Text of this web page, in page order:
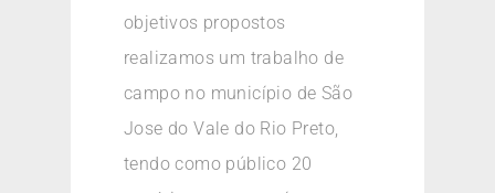
objetivos propostos
realizamos um trabalho de
campo no município de São
Jose do Vale do Rio Preto,
tendo como público 20